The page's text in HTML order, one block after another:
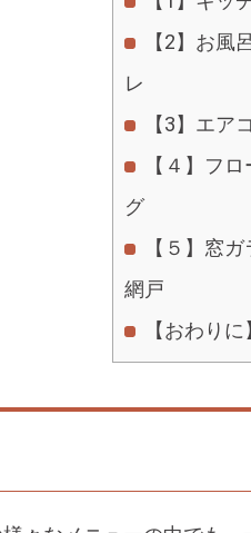
【2】お風
レ
【3】エア
【４】フ
グ
【５】窓ガ
網戸
【おわりに